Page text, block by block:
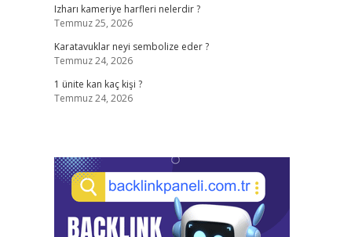
Izharı kameriye harfleri nelerdir ?
Temmuz 25, 2026
Karatavuklar neyi sembolize eder ?
Temmuz 24, 2026
1 ünite kan kaç kişi ?
Temmuz 24, 2026